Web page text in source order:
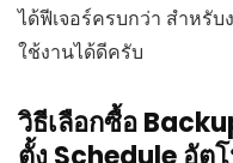
ได้ฟีเจอร์ครบกว่า สำหรับ
ใช้งานได้ดีครับ
วิธีเลือกซื้อ